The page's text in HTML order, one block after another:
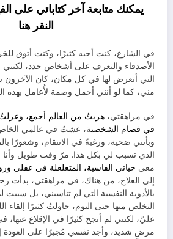
يمكنك متابعة آخر كتاباتي على
النقر هنا
في الشارع، كنت أحبه كثيرًا، وكنت أتوق
الأصدقاء والتعرف على أشخاص جدد،
التي أتعرض لها في كل مكان، كان الآخرون
مني، كما لو أنني أحمل وصمة لأُعامل بهذه
في مراهقتي، هربتُ من العالم أجمع،
في فصام الشخصية، عشتُ في عالمي
وبأنني ضحية، ورغبةً في الانتقام، وشعورًا
الذي تسبب لي بكل هذا. مرّ وقت طويل وأنا
معي حياتي القاسية، المتغلغلة في عقلي
إلى العلاج، من هناك، في مراهقتي، بدأت
بالأدوية النفسية التي لم تناسبني، بل
التخلص منها حتى اليوم، حاولتُ كثيرًا إلقاء
عليّ، لكنني لم أنجح كثيرًا في الإقلاع عنها،
مرضٍ شديد، وأجد نفسي مُجبرًا على العودة